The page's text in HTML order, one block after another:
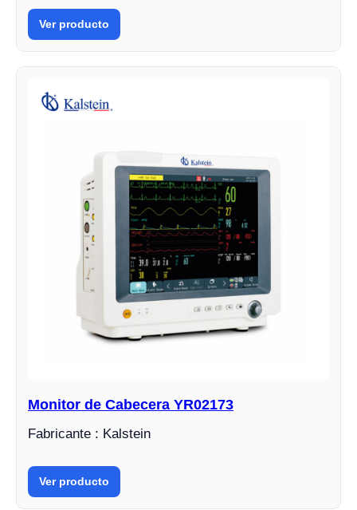
Ver producto
Monitor de Cabecera YR02173
Fabricante : Kalstein
Ver producto